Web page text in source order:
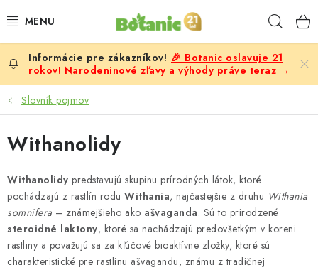
na
PREMIUM
DOPLNKY STRAVY
CIELE
POTRAVINY A NÁPOJE
ZĽAVY, AKCIE
ZLOŽKY
🎉 Botanic oslavuje 21
rokov! Narodeninové zľavy a výhody práve teraz →
Slovník pojmov
Withanolidy
Withanolidy predstavujú skupinu prírodných látok, ktoré
pochádzajú z rastlín rodu Withania, najčastejšie z druhu Withania
somnifera – známejšieho ako ašvaganda. Sú to prirodzené
steroidné laktony, ktoré sa nachádzajú predovšetkým v koreni
rastliny a považujú sa za kľúčové bioaktívne zložky, ktoré sú
charakteristické pre rastlinu ašvagandu, známu z tradičnej